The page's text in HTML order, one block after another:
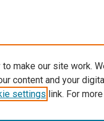
make our site work.
content and your
settings link. For